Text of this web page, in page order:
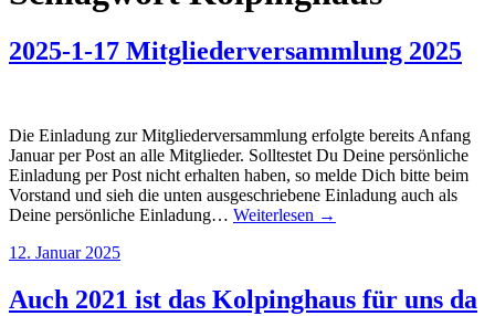
2025-1-17 Mitgliederversammlung 2025
Die Einladung zur Mitgliederversammlung erfolgte bereits Anfang
Januar per Post an alle Mitglieder. Solltestet Du Deine persönliche
Einladung per Post nicht erhalten haben, so melde Dich bitte beim
Vorstand und sieh die unten ausgeschriebene Einladung auch als
Deine persönliche Einladung… Weiterlesen →
12. Januar 2025
Auch 2021 ist das Kolpinghaus für uns da